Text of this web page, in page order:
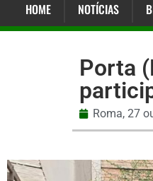
HOME NOTÍCIAS
Porta
Roma, 27